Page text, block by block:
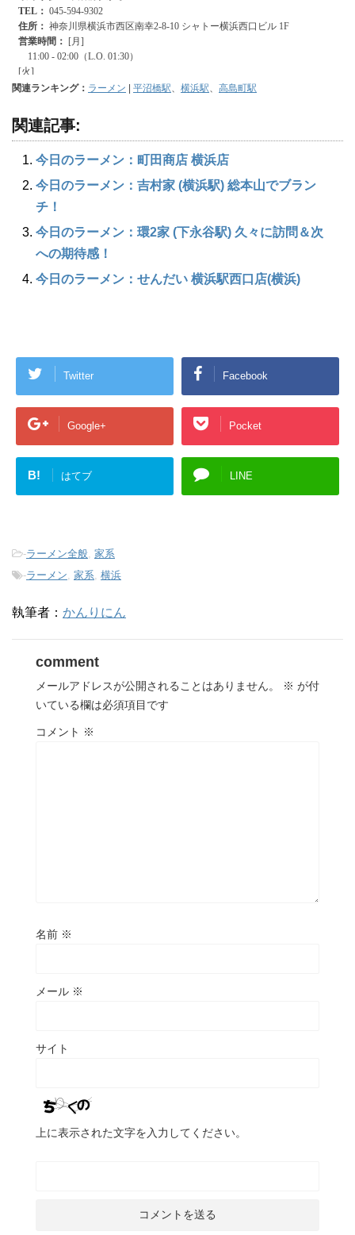
関連ランキング： ラーメン 平沼橋駅、 横浜駅、 高島町駅
関連記事:
今日のラーメン：町田商店 横浜店
今日のラーメン：吉村家 (横浜駅) 総本山でブラン
チ！
今日のラーメン：環2家 (下永谷駅) 久々に訪問＆次
への期待感！
今日のラーメン：せんだい 横浜駅西口店(横浜)
Twitter Facebook
Google+ Pocket
B! はてブ LINE
-ラーメン全般 家系
-ラーメン 家系 横浜
執筆者： かんりにん
comment
メールアドレスが公開されることはありません。 ※ が付
いている欄は必須項目です
コメント ※
名前 ※
メール ※
サイト
上に表示された文字を入力してください。